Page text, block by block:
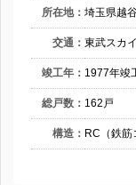
所在地： 埼玉県越
交通： 東武スカ
竣工年： 1977年竣
総戸数： 162戸
構造： RC（鉄筋